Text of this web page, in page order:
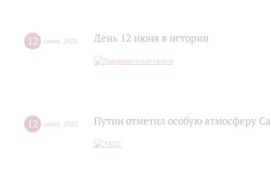
12 июня 2021 День 12 июня в истории
12 июня 2021 Путин отметил особую атмосферу